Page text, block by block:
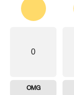
0
OMG